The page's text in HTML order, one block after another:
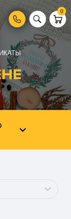
0